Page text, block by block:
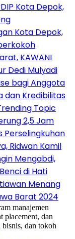
Kota Depok,
Kota Depok,
KAWANI
Dedi Mulyadi
bagi Anggota
dan Kredibilitas
Topic
2,5 Jam
Perselingkuhan
Ridwan Kamil
Mengabdi,
di Hati
Menang
Barat 2024
manajemen
placement, dan
dan tokoh